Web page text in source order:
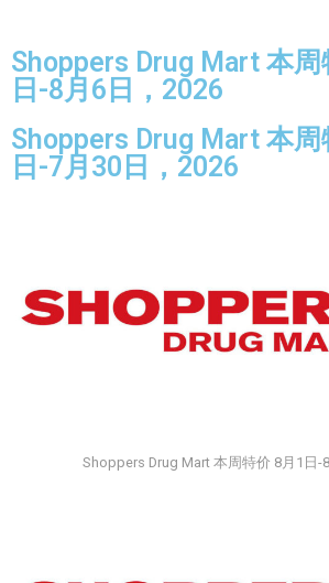
Shoppers Drug Mart 本周
日-8月6日，2026
Shoppers Drug Mart 本
日-7月30日，2026
Shoppers Drug Mart 本周特价 8月1日-